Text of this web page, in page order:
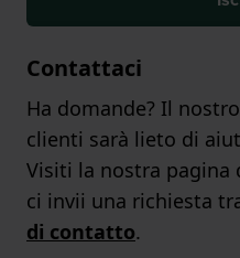
Contattaci
Ha domande? Il
clienti sarà lieto di
Visiti la nostra pagina
ci invii una richiesta
di contatto.